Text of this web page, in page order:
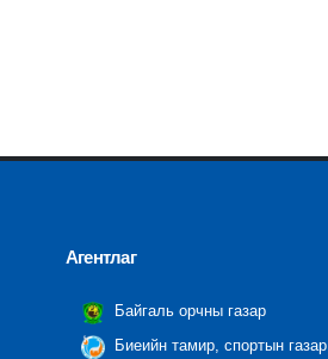
Агентлаг
Байгаль орчны газар
Биеийн тамир, спортын газар